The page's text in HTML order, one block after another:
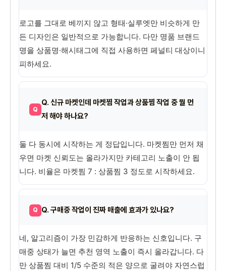
로고를 그대로 베끼지 않고 형태·실루엣만 비슷하게 만
든 디자인은 일반적으로 가능합니다. 다만 명품 브랜드
명을 상품명·해시태그에 직접 사용하면 페널티 대상이니
피하세요.
Q. 신규 마켓인데 마켓찜 작업과 상품찜 작업 중 뭘 먼
저 해야 하나요?
둘 다 동시에 시작하는 게 정답입니다. 마켓찜만 먼저 채
우면 마켓 신뢰도는 올라가지만 카테고리 노출이 안 됩
니다. 비율은 마켓찜 7 : 상품찜 3 정도로 시작하세요.
Q. 구매중 작업이 진짜 매출에 효과가 있나요?
네, 알고리즘이 가장 민감하게 반응하는 신호입니다. 구
매중 상태가 늘면 추천 영역 노출이 즉시 올라갑니다. 다
만 상품찜 대비 1/5 수준의 적은 양으로 굴려야 자연스럽